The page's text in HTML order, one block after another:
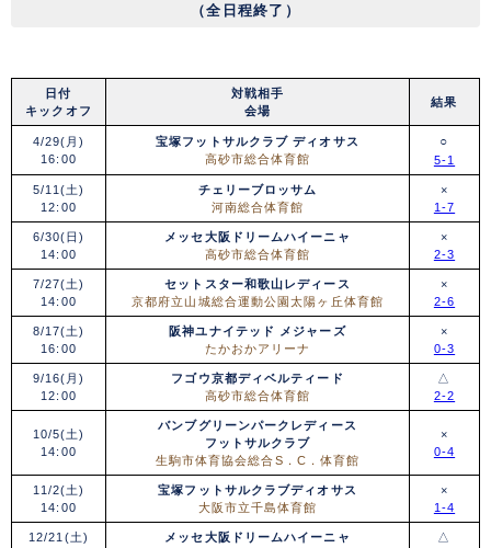
（全日程終了）
日付
キックオフ
対戦相手
会場
結果
4/29(月)
16:00
宝塚フットサルクラブ ディオサス
高砂市総合体育館
○
5-1
5/11(土)
12:00
チェリーブロッサム
河南総合体育館
×
1-7
6/30(日)
14:00
メッセ大阪ドリームハイーニャ
高砂市総合体育館
×
2-3
7/27(土)
14:00
セットスター和歌山レディース
京都府立山城総合運動公園太陽ヶ丘体育館
×
2-6
8/17(土)
16:00
阪神ユナイテッド メジャーズ
たかおかアリーナ
×
0-3
9/16(月)
12:00
フゴウ京都ディベルティード
高砂市総合体育館
△
2-2
10/5(土)
14:00
バンブグリーンパークレディース
フットサルクラブ
生駒市体育協会総合S．C．体育館
×
0-4
11/2(土)
14:00
宝塚フットサルクラブディオサス
大阪市立千島体育館
×
1-4
12/21(土)
メッセ大阪ドリームハイーニャ
△